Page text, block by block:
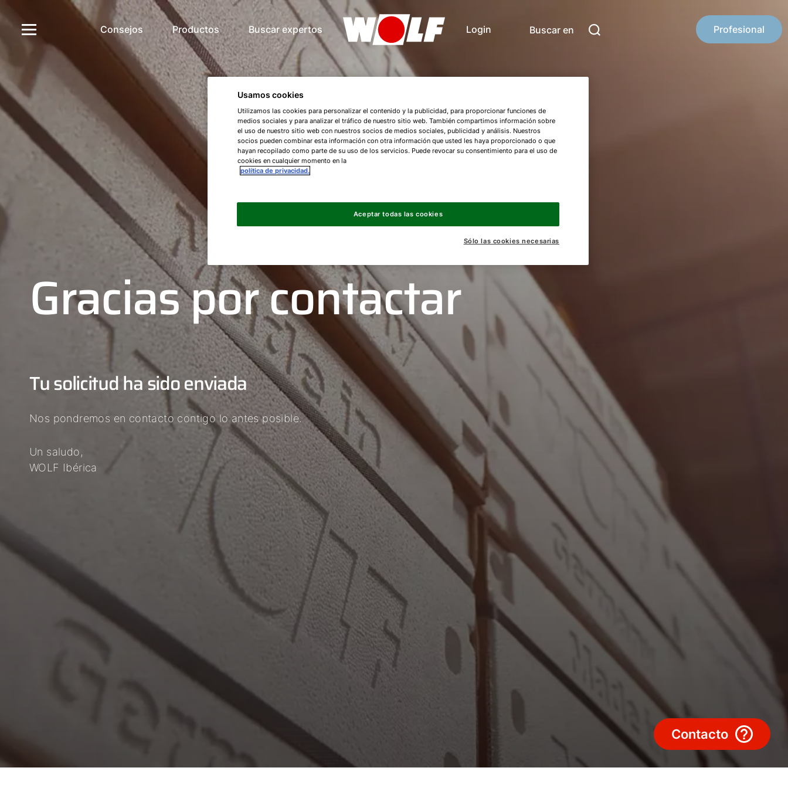
Consejos Productos Buscar expertos Login Buscar en Profesional
Gracias por contactar
Tu solicitud ha sido enviada
Nos pondremos en contacto contigo lo antes posible.
Un saludo,
WOLF Ibérica
¡Hola!
¿Cómo podemos ayudarte?
Contacto de servicio
Línea de atención al cliente
Encontrar a tu experto
Links importantes
Carrera profesional
Sustentabilidad
Contacto
Usamos cookies
Utilizamos las cookies para personalizar el contenido y la publicidad, para proporcionar funciones de
medios sociales y para analizar el tráfico de nuestro sitio web. También compartimos información sobre
el uso de nuestro sitio web con nuestros socios de medios sociales, publicidad y análisis. Nuestros
socios pueden combinar esta información con otra información que usted les haya proporcionado o que
hayan recopilado como parte de su uso de los servicios. Puede revocar su consentimiento para el uso de
cookies en cualquier momento en la
política de privacidad.
Sólo las cookies necesarias
Aceptar todas las cookies